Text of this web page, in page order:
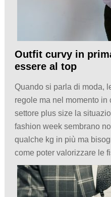
Outfit curvy in
essere al top
Quando si parla di moda,
regole ma nel momento in
settore plus size la
fashion week sembrano
qualche kg in più ma
come poter valorizzare le